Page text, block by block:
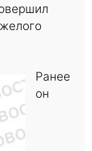
Ранее
он